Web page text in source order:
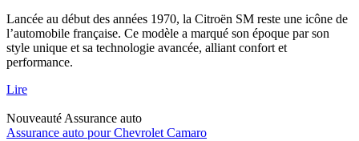
Lancée au début des années 1970, la Citroën SM reste une icône de
l’automobile française. Ce modèle a marqué son époque par son
style unique et sa technologie avancée, alliant confort et
performance.
Lire
Nouveauté Assurance auto
Assurance auto pour Chevrolet Camaro